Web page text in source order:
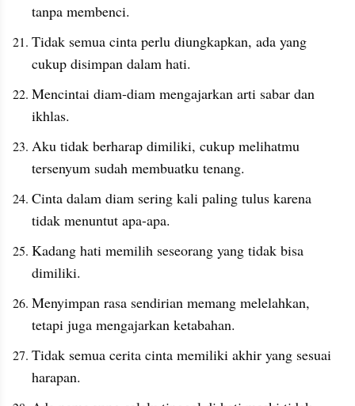
tanpa membenci.
Tidak semua cinta perlu diungkapkan, ada yang
cukup disimpan dalam hati.
Mencintai diam-diam mengajarkan arti sabar dan
ikhlas.
Aku tidak berharap dimiliki, cukup melihatmu
tersenyum sudah membuatku tenang.
Cinta dalam diam sering kali paling tulus karena
tidak menuntut apa-apa.
Kadang hati memilih seseorang yang tidak bisa
dimiliki.
Menyimpan rasa sendirian memang melelahkan,
tetapi juga mengajarkan ketabahan.
Tidak semua cerita cinta memiliki akhir yang sesuai
harapan.